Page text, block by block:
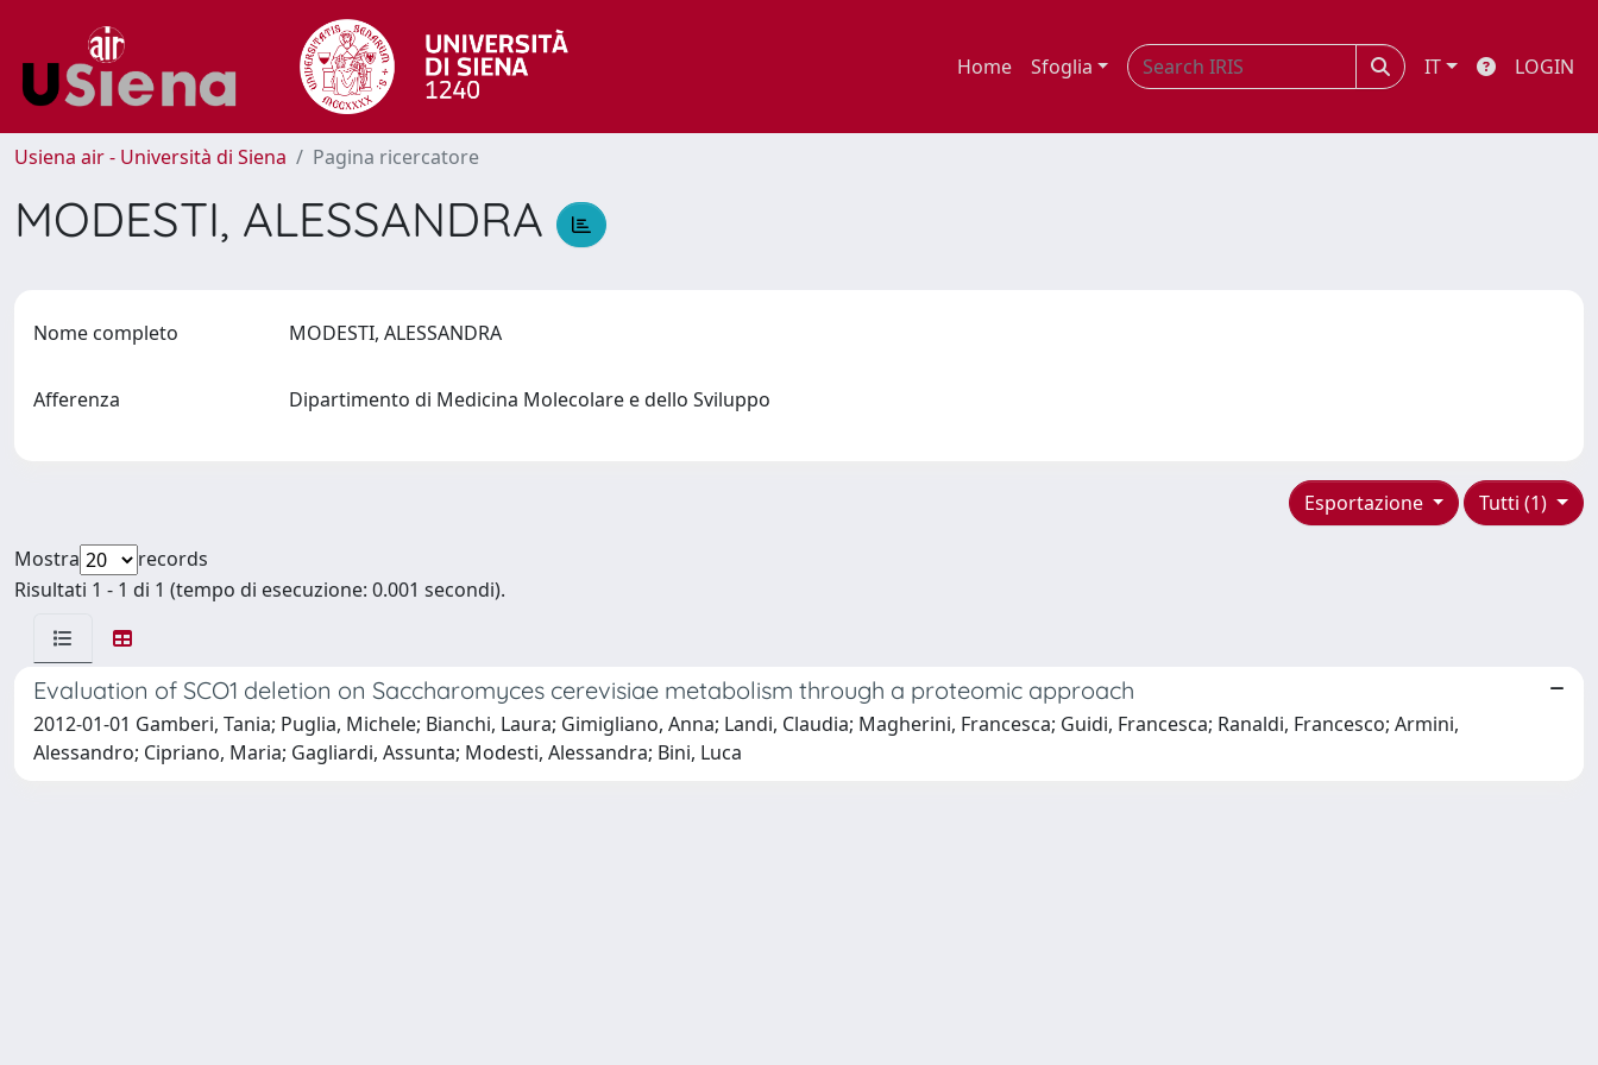
Home Sfoglia IT LOGIN
Usiena air - Università di Siena Pagina ricercatore
MODESTI, ALESSANDRA
Nome completo MODESTI, ALESSANDRA
Afferenza Dipartimento di Medicina Molecolare e dello Sviluppo
Tutti (1)
Esportazione
Mostra
records
Risultati 1 - 1 di 1 (tempo di esecuzione: 0.001 secondi).
Evaluation of SCO1 deletion on Saccharomyces cerevisiae metabolism through a proteomic approach
2012-01-01 Gamberi, Tania; Puglia, Michele; Bianchi, Laura; Gimigliano, Anna; Landi, Claudia; Magherini, Francesca; Guidi, Francesca; Ranaldi, Francesco; Armini,
Alessandro; Cipriano, Maria; Gagliardi, Assunta; Modesti, Alessandra; Bini, Luca